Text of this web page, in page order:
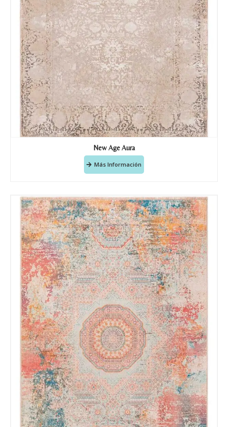
New Age Aura
Más Información
Nombre y apellido*
Tu mensaje.
Nombre y Referencia del producto*
Acuerdo RGPD*
Doy mi consentimiento para que
esta web almacene la
información que envío para que
puedan responder a mi petición.
Recibir mi oferta